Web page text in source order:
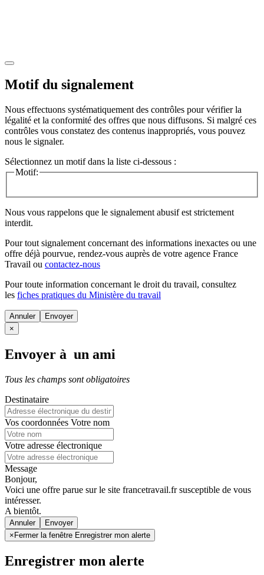
Motif du signalement
Nous effectuons systématiquement des contrôles pour vérifier la
légalité et la conformité des offres que nous diffusons. Si malgré ces
contrôles vous constatez des contenus inappropriés, vous pouvez
nous le signaler.
Sélectionnez un motif dans la liste ci-dessous :
Motif:
Nous vous rappelons que le signalement abusif est strictement
interdit.
Pour tout signalement concernant des informations inexactes ou une
offre déjà pourvue, rendez-vous auprès de votre agence France
Travail ou contactez-nous
Pour toute information concernant le droit du travail, consultez
les fiches pratiques du Ministère du travail
Annuler
×
Envoyer à un ami
Tous les champs sont obligatoires
Destinataire
Vos coordonnées Votre nom
Votre adresse électronique
Message
Bonjour,
Voici une offre parue sur le site francetravail.fr susceptible de vous
intéresser.
A bientôt.
Annuler
× Fermer la fenêtre Enregistrer mon alerte
Enregistrer mon alerte